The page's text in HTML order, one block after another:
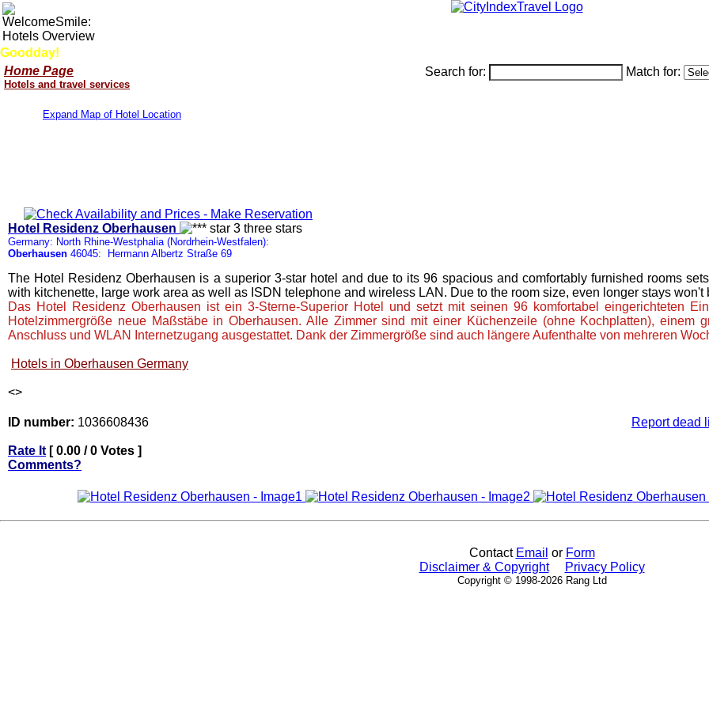
Goodday!
Home Page
Hotels and travel services
Search for: Match for:
Expand Map of Hotel Location
Hotel Residenz Oberhausen
Germany: North Rhine-Westphalia (Nordrhein-Westfalen):
Oberhausen 46045: Hermann Albertz Straße 69
The Hotel Residenz Oberhausen is a superior 3-star hotel and due to its 96 spacious and comfortably furnished rooms
with kitchenette, large work area as well as ISDN telephone and wireless LAN. Due to the room size, even longer stays won't
Das Hotel Residenz Oberhausen ist ein 3-Sterne-Superior Hotel und setzt mit seinen 96 komfortabel eingerichteten
Hotelzimmergröße neue Maßstäbe in Oberhausen. Alle Zimmer sind mit einer Küchenzeile (ohne Kochplatten), einem
Anschluss und WLAN Internetzugang ausgestattet. Dank der Zimmergröße sind auch längere Aufenthalte von mehreren
Hotels in Oberhausen Germany
<>
ID number: 1036608436
Rate It [ 0.00 / 0 Votes ]
Comments?
Report dead
Contact Email or Form
Disclaimer & Copyright
Privacy Policy
Copyright © 1998-2026 Rang Ltd